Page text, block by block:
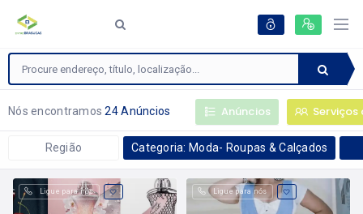
Nós encontramos24 Anúncios Anúncios Serviços
Região Categoria: Moda- Roupas & Calçados
Ligue para nós Ligue para nós